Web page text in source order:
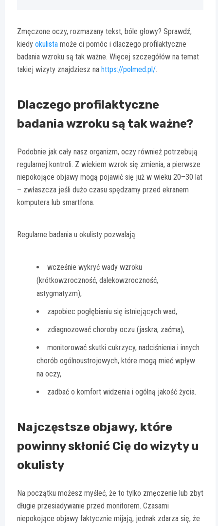
Zmęczone oczy, rozmazany tekst, bóle głowy? Sprawdź,
kiedy okulista może ci pomóc i dlaczego profilaktyczne
badania wzroku są tak ważne. Więcej szczegółów na temat
takiej wizyty znajdziesz na https://polmed.pl/.
Dlaczego profilaktyczne
badania wzroku są tak ważne?
Podobnie jak cały nasz organizm, oczy również potrzebują
regularnej kontroli. Z wiekiem wzrok się zmienia, a pierwsze
niepokojące objawy mogą pojawić się już w wieku 20–30 lat
– zwłaszcza jeśli dużo czasu spędzamy przed ekranem
komputera lub smartfona.
Regularne badania u okulisty pozwalają:
wcześnie wykryć wady wzroku
(krótkowzroczność, dalekowzroczność,
astygmatyzm),
zapobiec pogłębianiu się istniejących wad,
zdiagnozować choroby oczu (jaskra, zaćma),
monitorować skutki cukrzycy, nadciśnienia i innych
chorób ogólnoustrojowych, które mogą mieć wpływ
na oczy,
zadbać o komfort widzenia i ogólną jakość życia.
Najczęstsze objawy, które
powinny skłonić Cię do wizyty u
okulisty
Na początku możesz myśleć, że to tylko zmęczenie lub zbyt
długie przesiadywanie przed monitorem. Czasami
niepokojące objawy faktycznie mijają, jednak zdarza się, że